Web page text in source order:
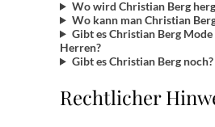
Wo wird Christian Berg
Wo kann man Christian
Gibt es Christian Berg
Herren?
Gibt es Christian Berg noch?
Rechtlicher